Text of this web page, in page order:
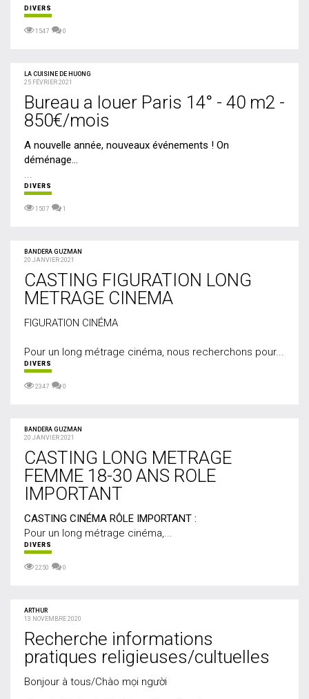
DIVERS
1547 0
LA CUISINE DE HUONG
25 FÉVRIER 2021
Bureau a louer Paris 14° - 40 m2 -
850€/mois
A nouvelle année, nouveaux événements ! On
déménage…
...
DIVERS
1507 1
BANDERA GUZMAN
20 JANVIER 2021
CASTING FIGURATION LONG
METRAGE CINEMA
FIGURATION CINÉMA
Pour un long métrage cinéma, nous recherchons pour...
DIVERS
2347 0
BANDERA GUZMAN
20 JANVIER 2021
CASTING LONG METRAGE
FEMME 18-30 ANS ROLE
IMPORTANT
CASTING CINÉMA RÔLE IMPORTANT :
Pour un long métrage cinéma,...
DIVERS
2250 0
ARTHUR
13 NOVEMBRE 2020
Recherche informations
pratiques religieuses/cultuelles
Bonjour à tous/Chào mọi người